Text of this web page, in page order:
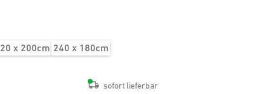
x 200cm 240 x 180cm
sofort lieferbar